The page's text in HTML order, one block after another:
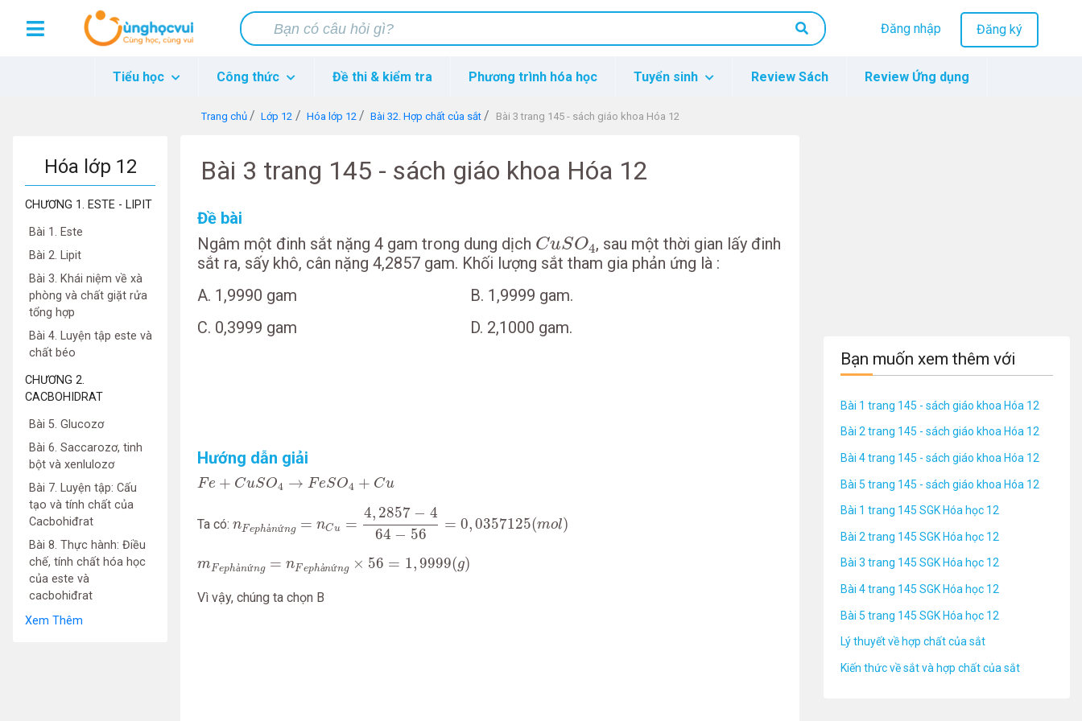
Đăng nhập Đăng ký
Tiểu học Công thức Đề thi & kiểm tra Phương trình hóa học Tuyển sinh Review Sách Review Ứng dụng
Trang chủ Lớp 12 Hóa lớp 12 Bài 32. Hợp chất của sắt Bài 3 trang 145 - sách giáo khoa Hóa 12
Hóa lớp 12
CHƯƠNG 1. ESTE - LIPIT
Bài 1. Este
Bài 2. Lipit
Bài 3. Khái niệm về xà
phòng và chất giặt rửa
tổng hợp
Bài 4. Luyện tập este và
chất béo
CHƯƠNG 2.
CACBOHIDRAT
Bài 5. Glucozơ
Bài 6. Saccarozơ, tinh
bột và xenlulozơ
Bài 7. Luyện tập: Cấu
tạo và tính chất của
Cacbohiđrat
Bài 8. Thực hành: Điều
chế, tính chất hóa học
của este và
cacbohiđrat
Xem Thêm
Bài 3 trang 145 - sách giáo khoa Hóa 12
Đề bài
Ngâm một đinh sắt nặng 4 gam trong dung dịch CuSO4
CuSO4 , sau một thời gian lấy đinh
sắt ra, sấy khô, cân nặng 4,2857 gam. Khối lượng sắt tham gia phản ứng là :
A. 1,9990 gam B. 1,9999 gam.
C. 0,3999 gam D. 2,1000 gam.
Hướng dẫn giải
Fe + CuSO4 → FeSO4 + Cu
Fe+ C uSO4→ e O4+C
Ta có: nFephảnứng = nCu =
4, 2857 − 4
64 − 56
= 0,0357125(mol)
4, 2857− 64
mFephảnứng = nFephảnứng × 56 = 1,9999(g)
ứ ng× = 1,9999 g
Vì vậy, chúng ta chọn B
Bạn muốn xem thêm với
Bài 1 trang 145 - sách giáo khoa Hóa 12
Bài 2 trang 145 - sách giáo khoa Hóa 12
Bài 4 trang 145 - sách giáo khoa Hóa 12
Bài 5 trang 145 - sách giáo khoa Hóa 12
Bài 1 trang 145 SGK Hóa học 12
Bài 2 trang 145 SGK Hóa học 12
Bài 3 trang 145 SGK Hóa học 12
Bài 4 trang 145 SGK Hóa học 12
Bài 5 trang 145 SGK Hóa học 12
Lý thuyết về hợp chất của sắt
Kiến thức về sắt và hợp chất của sắt